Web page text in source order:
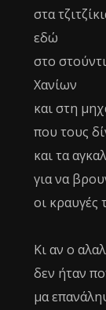
στα
εδώ
στο
Χανίων
και στη
που τους
και τα
για να
οι κραυγές
Κι αν ο
δεν ήταν
μα